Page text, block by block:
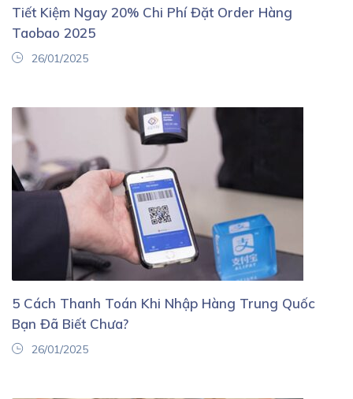
Tiết Kiệm Ngay 20% Chi Phí Đặt Order Hàng
Taobao 2025
26/01/2025
5 Cách Thanh Toán Khi Nhập Hàng Trung Quốc
Bạn Đã Biết Chưa?
26/01/2025